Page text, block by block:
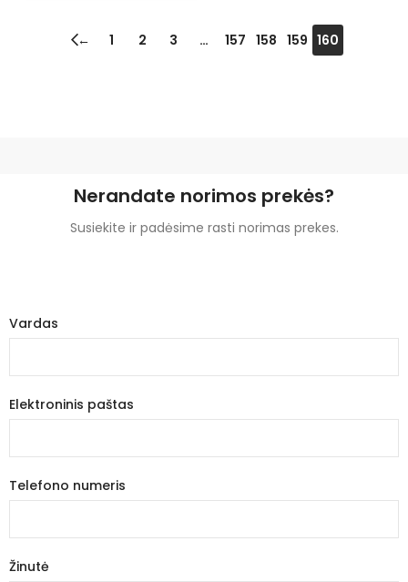
← 1 2 3 … 157 158 159 160
Nerandate norimos prekės?
Susiekite ir padėsime rasti norimas prekes.
Vardas
Elektroninis paštas
Telefono numeris
Žinutė